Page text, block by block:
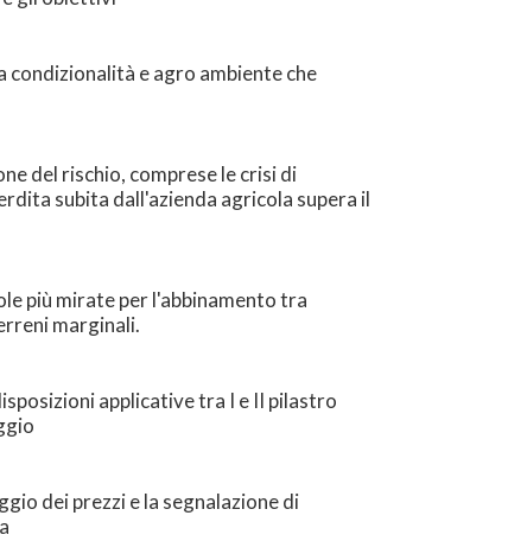
condizionalità e agro ambiente che
del rischio, comprese le crisi di
subita dall'azienda agricola supera il
più mirate per l'abbinamento tra
marginali.
applicative tra I e II pilastro
dei prezzi e la segnalazione di